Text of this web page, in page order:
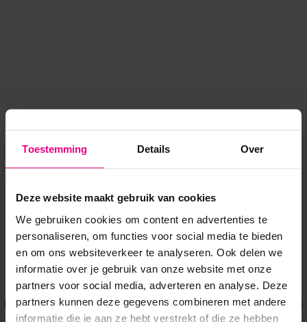
Toestemming Details Over
Deze website maakt gebruik van cookies
We gebruiken cookies om content en advertenties te
personaliseren, om functies voor social media te bieden
en om ons websiteverkeer te analyseren. Ook delen we
informatie over je gebruik van onze website met onze
partners voor social media, adverteren en analyse. Deze
partners kunnen deze gegevens combineren met andere
informatie die je aan ze hebt verstrekt of die ze hebben
Application error: a client-side exception has occurred while
loadingwww.voordeeluitjes.nl (see the browser console for more